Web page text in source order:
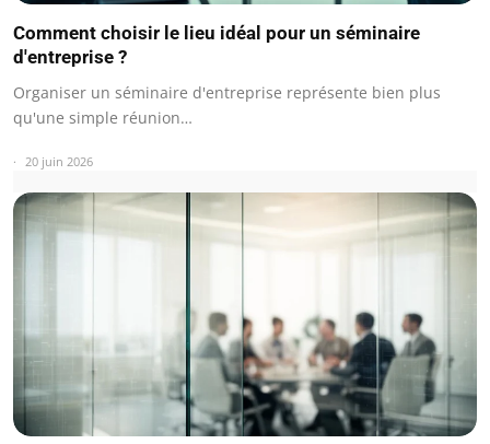
Comment choisir le lieu idéal pour un séminaire
d'entreprise ?
Organiser un séminaire d'entreprise représente bien plus
qu'une simple réunion…
20 juin 2026